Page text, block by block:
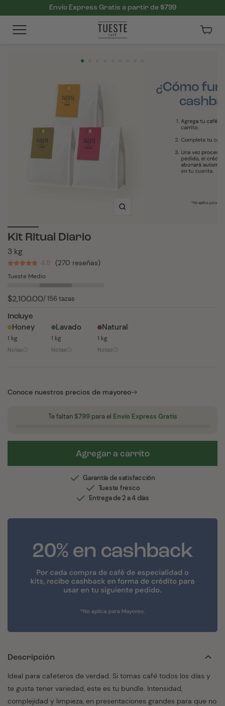
Envío Express Gratis a partir de $799
Kit Ritual Diario
3 kg
4.8 (270 reseñas)
Tueste Medio
Precio
$2,100.00/ 156 tazas
Incluye
Honey
1 kg
Notas
Lavado
1 kg
Notas
Natural
1 kg
Notas
Conoce nuestros precios de mayoreo
Te faltan$799para el Envío Express Gratis
Agregar a carrito
Garantía de satisfacción
Tueste fresco
Entrega de 2 a 4 días
Descripción
Ideal para cafeteros de verdad. Si tomas café todos los días y
te gusta tener variedad, este es tu bundle. Intensidad,
complejidad y limpieza, en presentaciones grandes para que no